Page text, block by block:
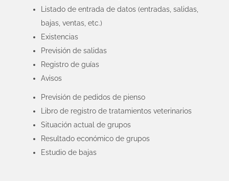
Listado de entrada de datos (entradas, salidas,
bajas, ventas, etc.)
Existencias
Previsión de salidas
Registro de guías
Avisos
Previsión de pedidos de pienso
Libro de registro de tratamientos veterinarios
Situación actual de grupos
Resultado económico de grupos
Estudio de bajas